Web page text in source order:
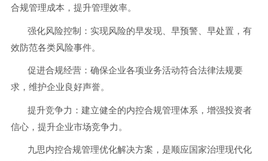
合规管理成本，提升管理效率。
强化风险控制：实现风险的早发现、早预警、早处置，有
效防范各类风险事件。
促进合规经营：确保企业各项业务活动符合法律法规要
求，维护企业良好声誉。
提升竞争力：建立健全的内控合规管理体系，增强投资者
信心，提升企业市场竞争力。
九思内控合规管理优化解决方案，是顺应国家治理现代化